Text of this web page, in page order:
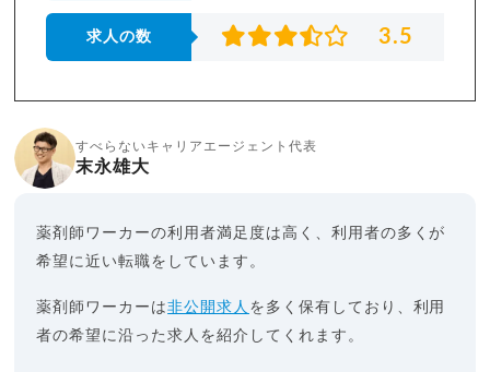
求人の数 3.5
すべらないキャリアエージェント代表
末永雄大
薬剤師ワーカーの利用者満足度は高く、利用者の多くが
希望に近い転職をしています。
薬剤師ワーカーは非公開求人 を多く保有しており、利用
者の希望に沿った求人を紹介してくれます。